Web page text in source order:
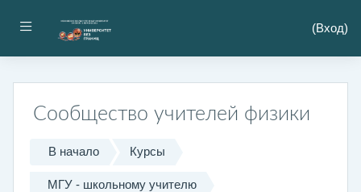
Боковая панель (Вход)
Сообщество учителей физики
В начало Курсы
МГУ - школьному учителю